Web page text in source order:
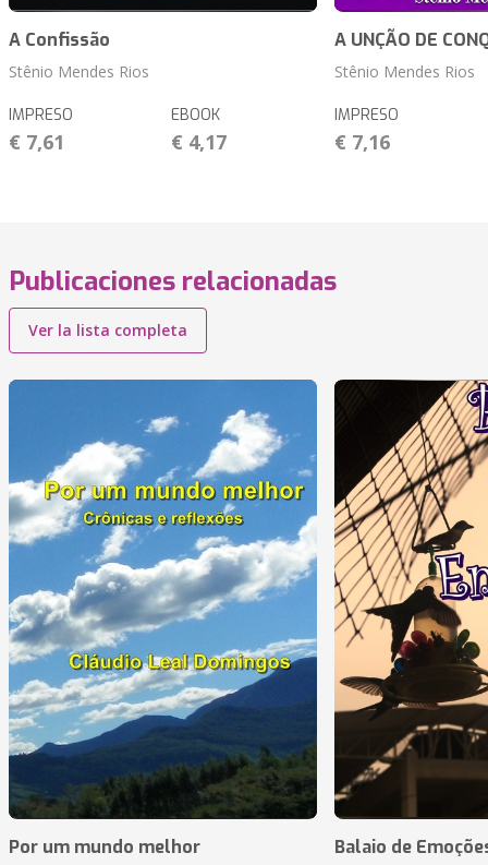
A Confissão
Stênio Mendes Rios
IMPRESO
€ 7,61
EBOOK
€ 4,17
A UNÇÃO DE
Stênio Mendes Rios
IMPRESO
€ 7,16
Publicaciones relacionadas
Ver la lista completa
Por um mundo melhor Balaio de